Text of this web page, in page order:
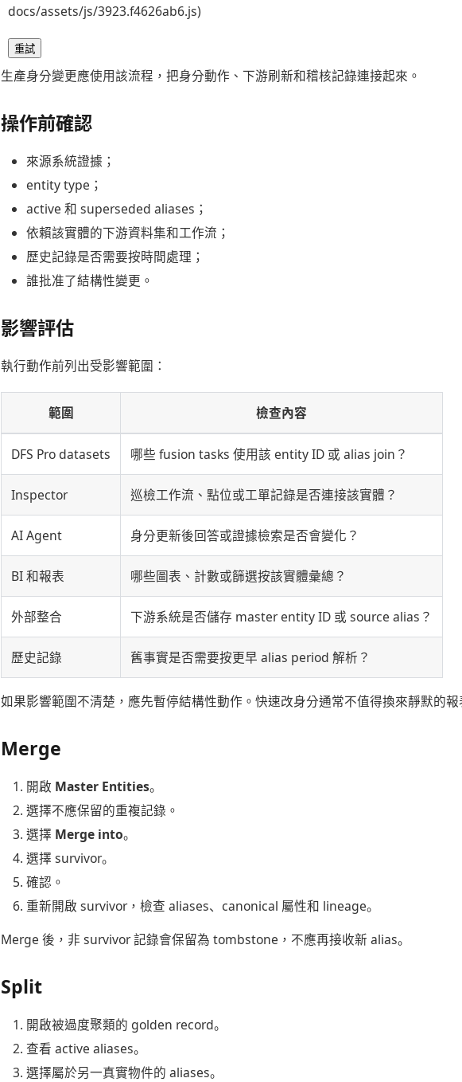
docs/assets/js/3923.f4626ab6.js)
重試
生產身分變更應使用該流程，把身分動作、下游刷新和稽核記錄連接起來。
操作前確認
來源系統證據；
entity type；
active 和 superseded aliases；
依賴該實體的下游資料集和工作流；
歷史記錄是否需要按時間處理；
誰批准了結構性變更。
影響評估
執行動作前列出受影響範圍：
範圍 檢查內容
DFS Pro datasets 哪些 fusion tasks 使用該 entity ID 或 alias join？
Inspector 巡檢工作流、點位或工單記錄是否連接該實體？
AI Agent 身分更新後回答或證據檢索是否會變化？
BI 和報表 哪些圖表、計數或篩選按該實體彙總？
外部整合 下游系統是否儲存 master entity ID 或 source alias？
歷史記錄 舊事實是否需要按更早 alias period 解析？
如果影響範圍不清楚，應先暫停結構性動作。快速改身分通常不值得換來靜默的
Merge
開啟 Master Entities。
選擇不應保留的重複記錄。
選擇 Merge into。
選擇 survivor。
確認。
重新開啟 survivor，檢查 aliases、canonical 屬性和 lineage。
Merge 後，非 survivor 記錄會保留為 tombstone，不應再接收新 alias。
Split
開啟被過度聚類的 golden record。
查看 active aliases。
選擇屬於另一真實物件的 aliases。